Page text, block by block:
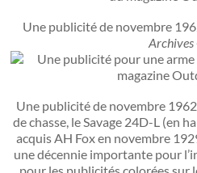
Une publicité de novembre
Archives
Une publicité de novembre
de chasse, le Savage 24D-L (en
acquis AH Fox en novembre
une décennie importante pour